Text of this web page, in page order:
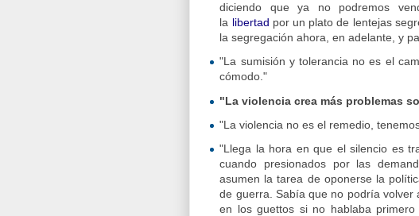
diciendo que ya no podremos
la libertad por un plato de lentejas
la segregación ahora, en adelante, y
"La sumisión y tolerancia no es el
cómodo."
"La violencia crea más problemas
"La violencia no es el remedio,
"Llega la hora en que el silencio es
cuando presionados por las
asumen la tarea de oponerse la
de guerra. Sabía que no podría volver
en los guettos si no hablaba